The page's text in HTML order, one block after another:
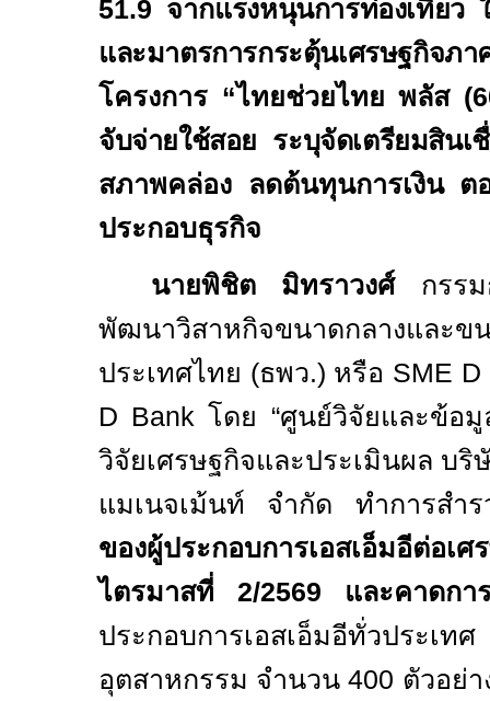
51.9 จากแรงหนุนการท่องเที่ยว
และมาตรการกระตุ้นเศรษฐ
โครงการ “ไทยช่วยไทย พลัส (
จับจ่ายใช้สอย ระบุจัดเตรียมสินเ
สภาพคล่อง ลดต้นทุนการเงิน ต
ประกอบธุรกิจ
นายพิชิต มิทราวงศ์กรรม
พัฒนาวิสาหกิจขนาดกลางและข
ประเทศไทย (ธพว.) หรือ SME D
D Bankโดย “ศูนย์วิจัยและข้อ
วิจัยเศรษฐกิจและประเมินผล บริ
แมเนจเม้นท์ จำกัด ทำการสำ
ของผู้ประกอบการเอสเอ็มอีต่อ
ไตรมาสที่ 2/2569 และคาดกา
ประกอบการเอสเอ็มอีทั่วประเ
อุตสาหกรรม จำนวน 400 ตัวอย่